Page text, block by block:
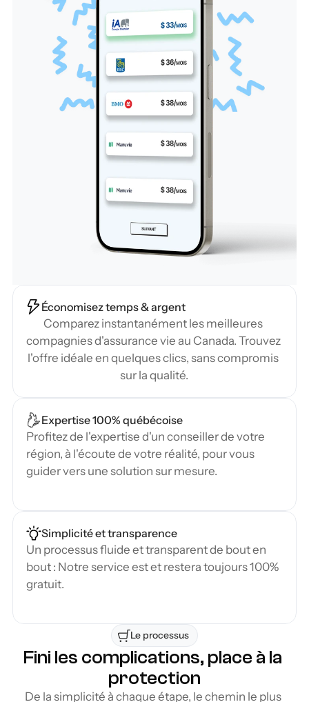
Économisez temps & argent
Comparez instantanément les meilleures
compagnies d'assurance vie au Canada. Trouvez
l'offre idéale en quelques clics, sans compromis
sur la qualité.
Expertise 100% québécoise
Profitez de l'expertise d'un conseiller de votre
région, à l'écoute de votre réalité, pour vous
guider vers une solution sur mesure.
Simplicité et transparence
Un processus fluide et transparent de bout en
bout : Notre service est et restera toujours 100%
gratuit.
Le processus
Fini les complications, place à la
protection
De la simplicité à chaque étape, le chemin le plus